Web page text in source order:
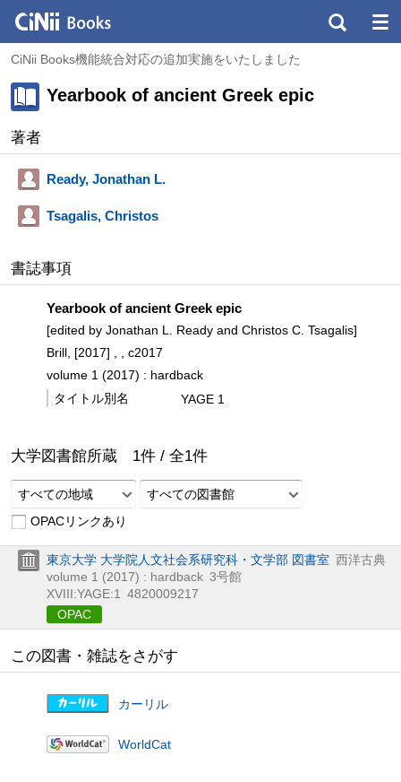
CiNii Books機能統合対応の追加実施をいたしました
Yearbook of ancient Greek epic
著者
Ready, Jonathan L.
Tsagalis, Christos
書誌事項
Yearbook of ancient Greek epic
[edited by Jonathan L. Ready and Christos C. Tsagalis]
Brill, [2017] , , c2017
volume 1 (2017) : hardback
タイトル別名
YAGE 1
大学図書館所蔵 1件 / 全1件
すべての地域
すべての図書館
OPACリンクあり
東京大学 大学院人文社会系研究科・文学部 図書室 西洋古典
volume 1 (2017) : hardback 3号館
XVIII:YAGE:1
4820009217
OPAC
この図書・雑誌をさがす
カーリル
WorldCat